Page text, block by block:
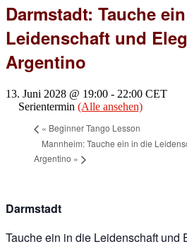
Darmstadt: Tauche
Leidenschaft und
Argentino
13. Juni 2028 @ 19:00 - 22:00 CET
Serientermin (Alle ansehen)
« Beginner Tango Lesson
Mannheim: Tauche ein in die
Argentino »
Darmstadt
Tauche ein in die Leidenschaft und